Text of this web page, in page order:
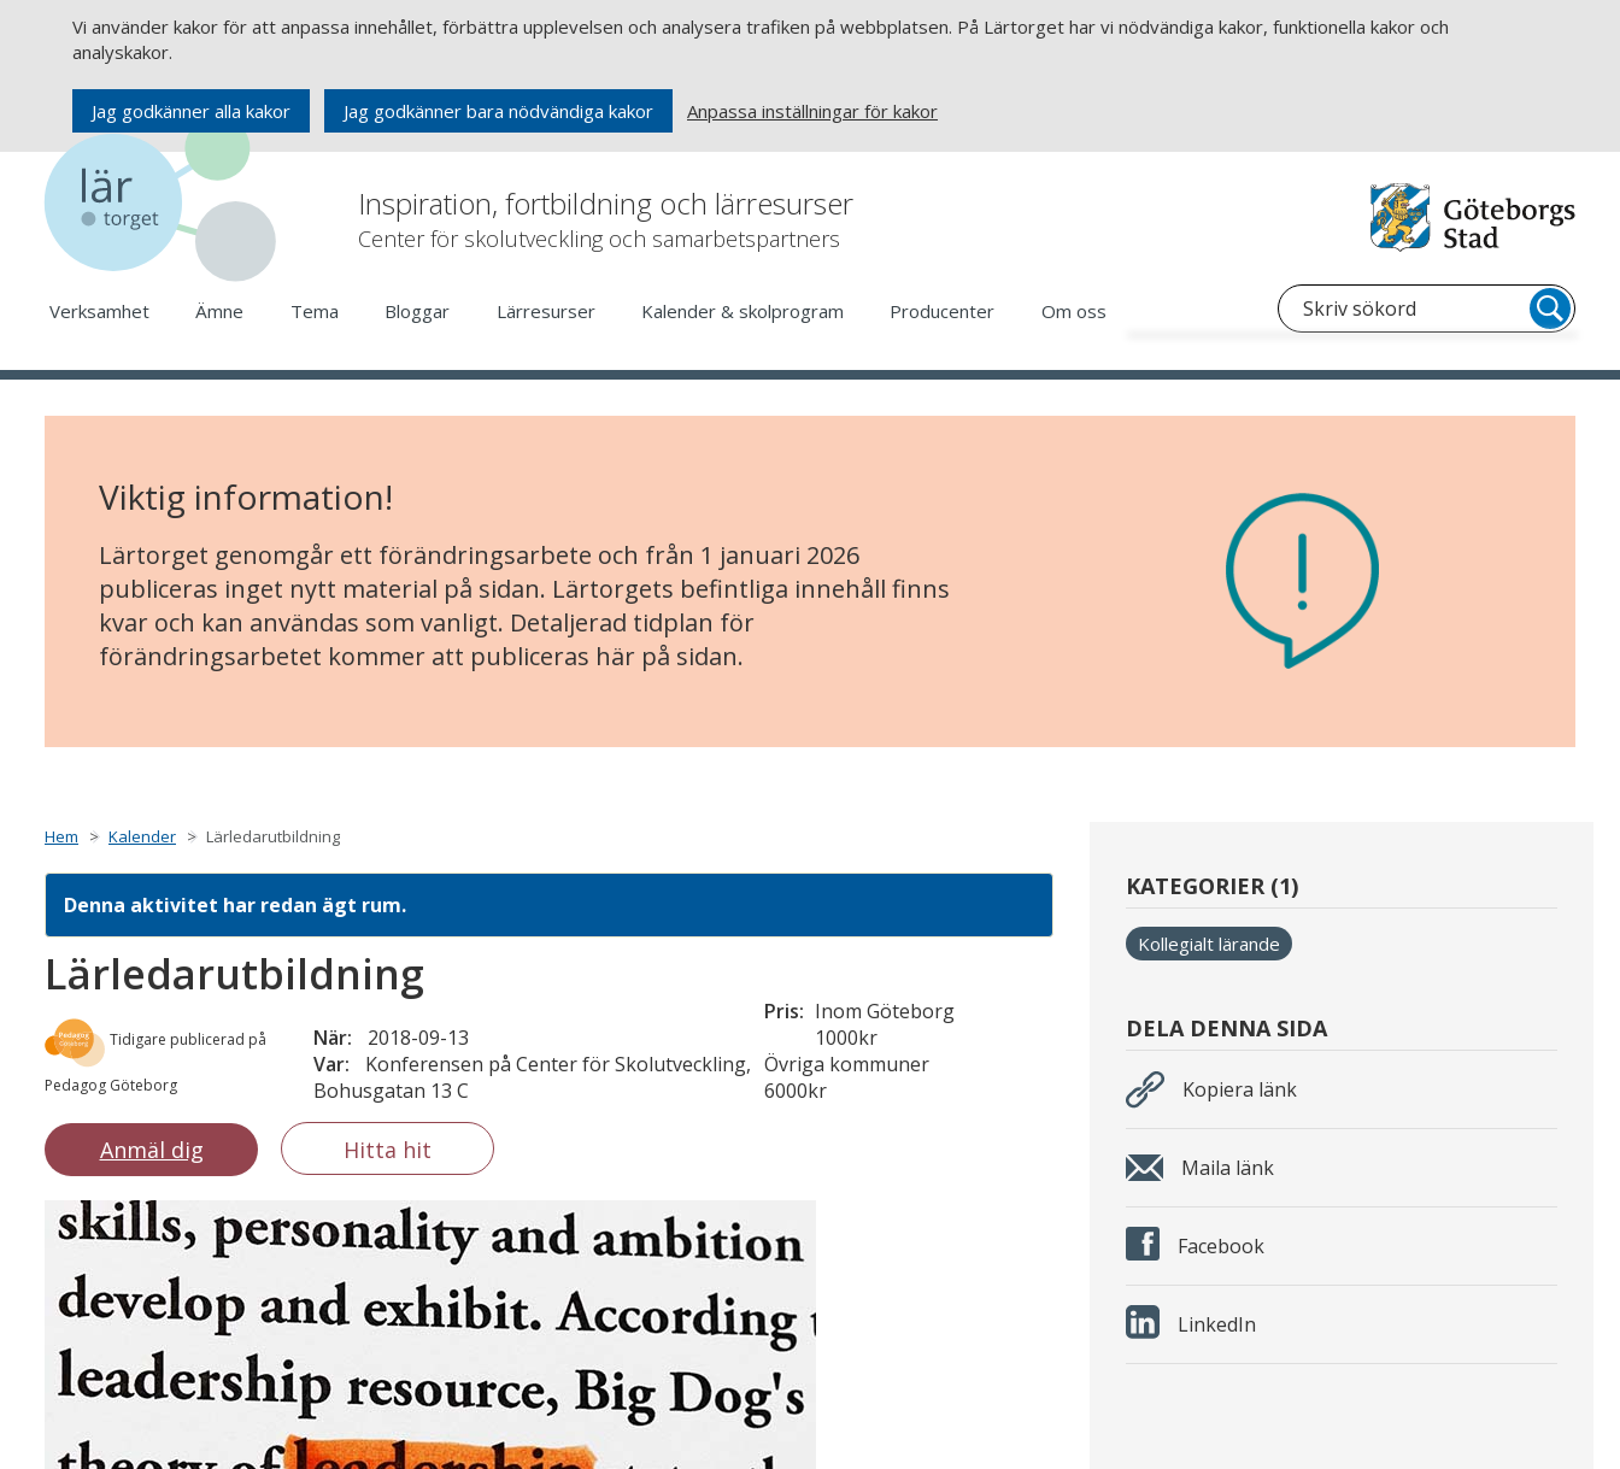
Vi använder kakor för att anpassa innehållet, förbättra upplevelsen och analysera trafiken på webbplatsen. På Lärtorget har vi nödvändiga kakor, funktionella kakor och
analyskakor.
Jag godkänner alla kakor Jag godkänner bara nödvändiga kakor Anpassa inställningar för kakor
Inspiration, fortbildning och lärresurser
Center för skolutveckling och samarbetspartners
Verksamhet Ämne Tema Bloggar Lärresurser Kalender & skolprogram Producenter Om oss
Viktig information!
Lärtorget genomgår ett förändringsarbete och från 1 januari 2026
publiceras inget nytt material på sidan. Lärtorgets befintliga innehåll finns
kvar och kan användas som vanligt. Detaljerad tidplan för
förändringsarbetet kommer att publiceras här på sidan.
Hem Kalender Lärledarutbildning
Denna aktivitet har redan ägt rum.
Lärledarutbildning
Tidigare publicerad på
Pedagog Göteborg
När:
2018-09-13
Var:
Konferensen på Center för Skolutveckling,
Bohusgatan 13 C
Pris: Inom Göteborg
1000kr
Övriga kommuner
6000kr
Anmäl dig Hitta hit
KATEGORIER (1)
Kollegialt lärande
DELA DENNA SIDA
Kopiera länk
Maila länk
Facebook
LinkedIn